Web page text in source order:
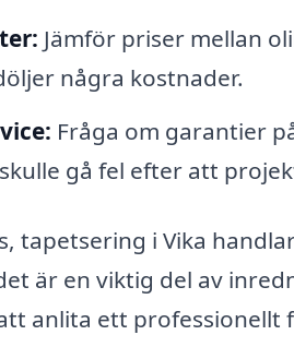
Jämför priser mellan
några kostnader.
Fråga om garantier
gå fel efter att
tapetsering i Vika
är en viktig del av
anlita ett